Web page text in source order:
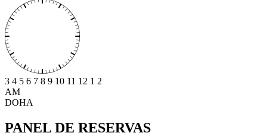
3 4 5 6 7 8 9 10 11 12 1 2
AM
DOHA
PANEL DE RESERVAS